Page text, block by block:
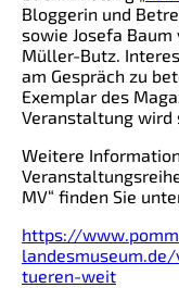
Bloggerin und
sowie Josefa Baum
Müller-Butz.
am Gespräch zu
Exemplar des
Veranstaltung
Weitere
MV“ finden Sie
https://
tueren-weit